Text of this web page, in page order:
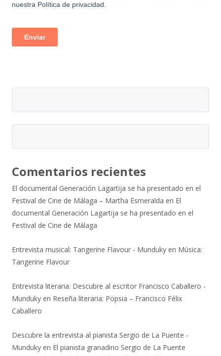
Comentarios recientes
El documental Generación Lagartija se ha presentado en el
Festival de Cine de Málaga – Martha Esmeralda en El
documental Generación Lagartija se ha presentado en el
Festival de Cine de Málaga
Entrevista musical: Tangerine Flavour - Munduky en Música:
Tangerine Flavour
Entrevista literaria: Descubre al escritor Francisco Caballero -
Munduky en Reseña literaria: Popsia – Francisco Félix
Caballero
Descubre la entrevista al pianista Sergio de La Puente -
Munduky en El pianista granadino Sergio de La Puente